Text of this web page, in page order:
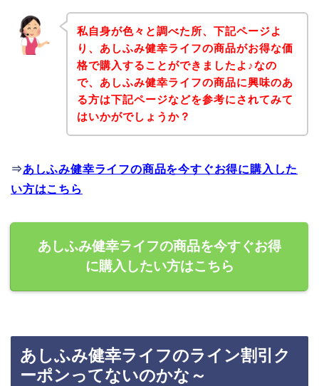
私自身が色々と調べた所、下記ページよ
り、あしふみ健幸ライフの商品がお得な価
格で購入することができましたよ♪なの
で、あしふみ健幸ライフの商品に興味のあ
る方は下記ページなどを参考にされてみて
はいかがでしょうか？
⇒あしふみ健幸ライフの商品を今すぐお得に購入した
い方はこちら
あしふみ健幸ライフの商品を今すぐお得
に購入したい方はこちら
あしふみ健幸ライフのライン割引ク
ーポンってないのかな～